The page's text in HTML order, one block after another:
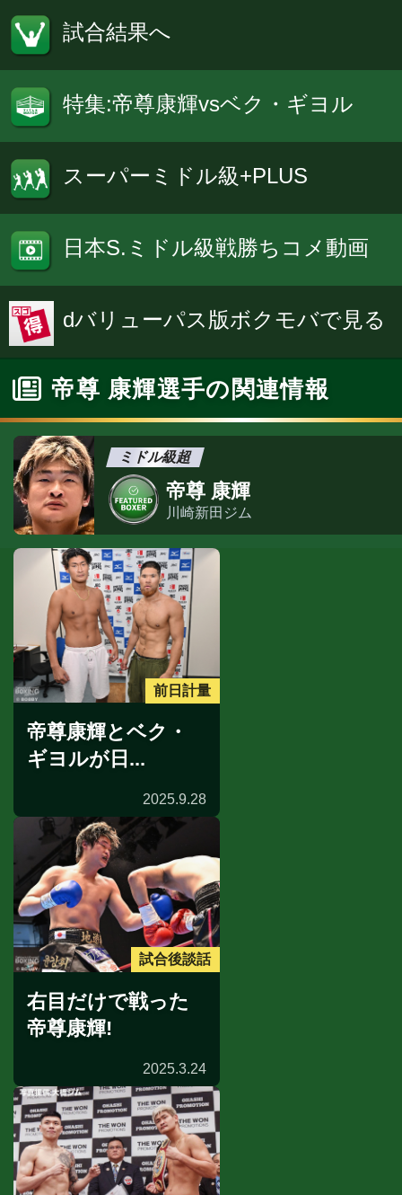
試合結果へ
特集:帝尊康輝vsベク・ギヨル
スーパーミドル級+PLUS
日本S.ミドル級戦勝ちコメ動画
dバリューパス版ボクモバで見る
帝尊 康輝選手の関連情報
ミドル級超
帝尊 康輝
川崎新田ジム
前日計量
帝尊康輝とベク・
ギヨルが日...
2025.9.28
試合後談話
右目だけで戦った
帝尊康輝!
2025.3.24